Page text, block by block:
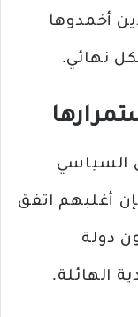
أخمدوها
نهائي.
السياسي
أغلبهم اتفق
دولة
الهائلة.